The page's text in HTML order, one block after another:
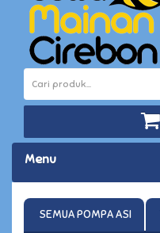
Menu
SEMUA POMPA ASI